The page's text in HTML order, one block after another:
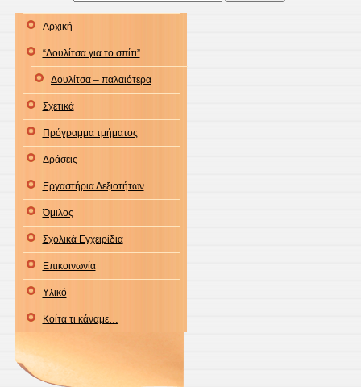
Αρχική
“Δουλίτσα για το σπίτι”
Δουλίτσα – παλαιότερα
Σχετικά
Πρόγραμμα τμήματος
Δράσεις
Εργαστήρια Δεξιοτήτων
Όμιλος
Σχολικά Εγχειρίδια
Επικοινωνία
Υλικό
Κοίτα τι κάναμε…